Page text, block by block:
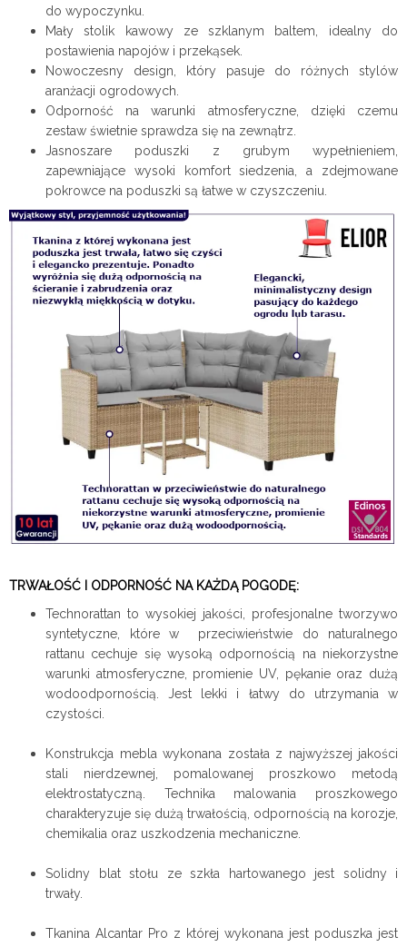
do wypoczynku.
Mały stolik kawowy ze szklanym baltem, idealny do
postawienia napojów i przekąsek.
Nowoczesny design, który pasuje do różnych stylów
aranżacji ogrodowych.
Odporność na warunki atmosferyczne, dzięki czemu
zestaw świetnie sprawdza się na zewnątrz.
Jasnoszare poduszki z grubym wypełnieniem,
zapewniające wysoki komfort siedzenia, a zdejmowane
pokrowce na poduszki są łatwe w czyszczeniu.
TRWAŁOŚĆ I ODPORNOŚĆ NA KAŻDĄ POGODĘ:
Technorattan to wysokiej jakości, profesjonalne tworzywo
syntetyczne, które w przeciwieństwie do naturalnego
rattanu cechuje się wysoką odpornością na niekorzystne
warunki atmosferyczne, promienie UV, pękanie oraz dużą
wodoodpornością. Jest lekki i łatwy do utrzymania w
czystości.
Konstrukcja mebla wykonana została z najwyższej jakości
stali nierdzewnej, pomalowanej proszkowo metodą
elektrostatyczną. Technika malowania proszkowego
charakteryzuje się dużą trwałością, odpornością na korozje,
chemikalia oraz uszkodzenia mechaniczne.
Solidny blat stołu ze szkła hartowanego jest solidny i
trwały.
Tkanina Alcantar Pro z której wykonana jest poduszka jest